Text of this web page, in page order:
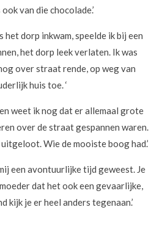
van die chocolade.’
het dorp inkwam, speelde ik bij een
het dorp leek verlaten. Ik was
over straat rende, op weg van
huis toe. ‘
weet ik nog dat er allemaal grote
over de straat gespannen waren.
Wie de mooiste boog had.’
een avontuurlijke tijd geweest. Je
dat het ook een gevaarlijke,
kijk je er heel anders tegenaan.’